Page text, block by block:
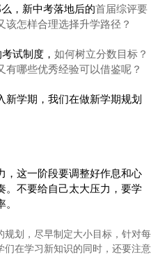
，新中考落地后的首届综评要
该怎样合理选择升学路径？
试制度， 如何树立分数目标？
哪些优秀经验可以借鉴呢？
新学期，我们在做新学期规划
，这一阶段要调整好作息和心
。不要给自己太大压力，要学
划，尽早制定大小目标，针对每
在学习新知识的同时，还要注意